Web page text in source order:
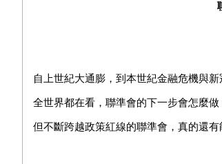
自上世紀大通膨，到本世紀金融危機與新
全世界都在看，聯準會的下一步會怎麼做
但不斷跨越政策紅線的聯準會，真的還有